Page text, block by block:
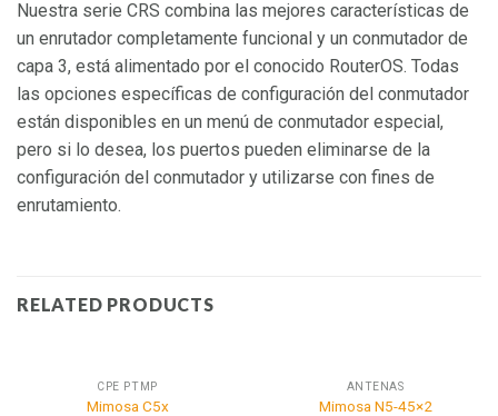
Nuestra serie CRS combina las mejores características de
un enrutador completamente funcional y un conmutador de
capa 3, está alimentado por el conocido RouterOS. Todas
las opciones específicas de configuración del conmutador
están disponibles en un menú de conmutador especial,
pero si lo desea, los puertos pueden eliminarse de la
configuración del conmutador y utilizarse con fines de
enrutamiento.
RELATED PRODUCTS
CPE PTMP
Mimosa C5x
ANTENAS
Mimosa N5-45×2